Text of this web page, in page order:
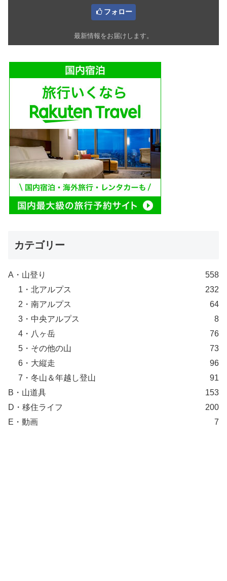
フォロー
最新情報をお届けします。
カテゴリー
A・山登り
558
1・北アルプス
232
2・南アルプス
64
3・中央アルプス
8
4・八ヶ岳
76
5・その他の山
73
6・大縦走
96
7・冬山＆年越し登山
91
B・山道具
153
D・移住ライフ
200
E・動画
7